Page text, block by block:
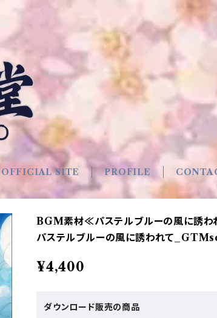
OFFICIAL SITE PROFILE
BGM素材≪パステルブルーの風に誘
パステルブルーの風に誘われて
¥4,400
ダウンロード販売の商品